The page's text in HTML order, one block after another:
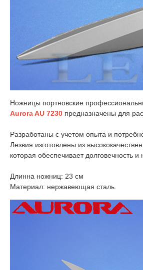
Ножницы портновские
Aurora AU 7230 предназначены для
Разработаны с учетом опыта и
Лезвия изготовлены из
которая обеспечивает долговечность и
Длинна ножниц: 23 см
Материал: нержавеющая сталь.